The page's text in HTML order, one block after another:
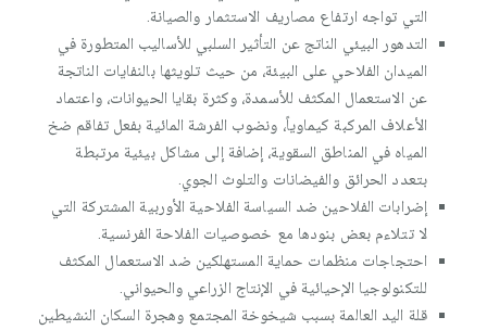
التي تواجه ارتفاع مصاريف الاستثمار والصيانة.
التدهور البيئي الناتج عن التأثير السلبي للأساليب المتطورة في
الميدان الفلاحي على البيئة، من حيث تلويثها بالنفايات الناتجة
عن الاستعمال المكثف للأسمدة، وكثرة بقايا الحيوانات، واعتماد
الأعلاف المركبة كيماوياً، ونضوب الفرشة المائية بفعل تفاقم ضخ
المياه في المناطق السقوية، إضافة إلى مشاكل بيئية مرتبطة
بتعدد الحرائق والفيضانات والتلوث الجوي.
إضرابات الفلاحين ضد السياسة الفلاحية الأوربية المشتركة التي
لا تتلاءم بعض بنودها مع خصوصيات الفلاحة الفرنسية.
احتجاجات منظمات حماية المستهلكين ضد الاستعمال المكثف
للتكنولوجيا الإحيائية في الإنتاج الزراعي والحيواني.
قلة اليد العالمة بسبب شيخوخة المجتمع وهجرة السكان النشيطين